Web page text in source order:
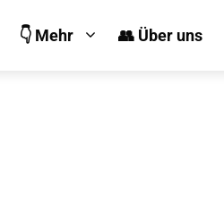
👇 Mehr 👥 Über uns